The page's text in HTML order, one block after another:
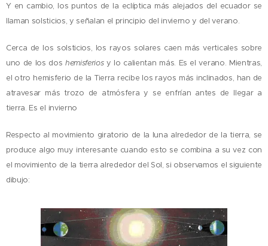
Y en cambio, los puntos de la eclíptica más alejados del ecuador se
llaman solsticios, y señalan el principio del invierno y del verano.
Cerca de los solsticios, los rayos solares caen más verticales sobre
uno de los dos hemisferiosy lo calientan más. Es el verano. Mientras,
el otro hemisferio de la Tierra recibe los rayos más inclinados, han de
atravesar más trozo de atmósfera y se enfrían antes de llegar a
tierra. Es el invierno
Respecto al movimiento giratorio de la luna alrededor de la tierra, se
produce algo muy interesante cuando esto se combina a su vez con
el movimiento de la tierra alrededor del Sol, si observamos el siguiente
dibujo: